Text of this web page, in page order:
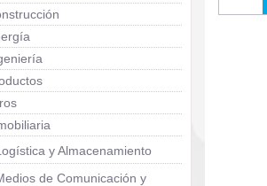
y Almacenamiento
de Comunicación y